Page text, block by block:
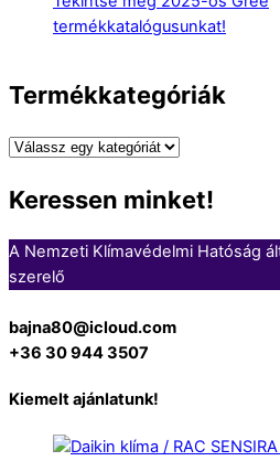
termékkatalógusunkat!
Termékkategóriák
Keressen minket!
A Nemzeti Klímavédelmi Hatóság
szerelő
bajna80@icloud.com
+36 30 944 3507
Kiemelt ajánlatunk!